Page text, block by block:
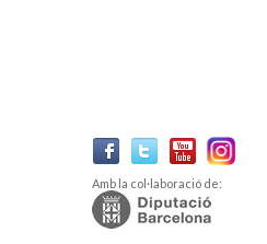
Amb la col·laboració de: